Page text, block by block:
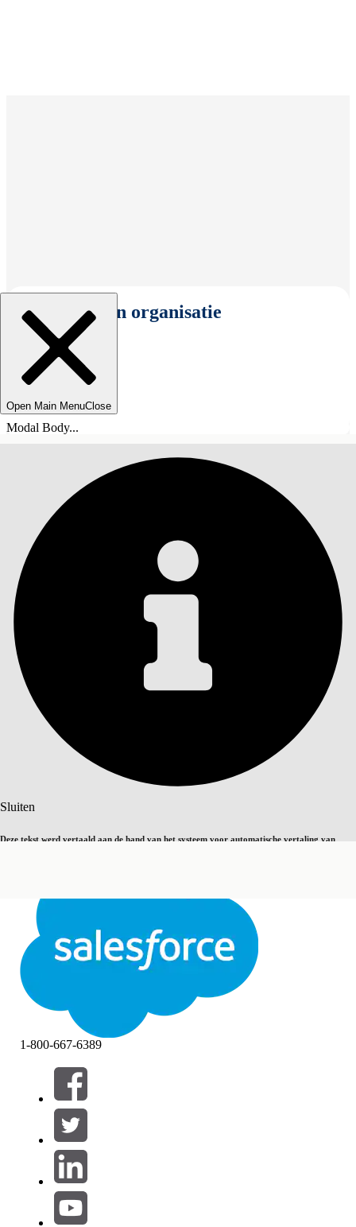
Selecteer een organisatie
Open Main MenuClose
Modal Body...
Sluiten
Deze tekst werd vertaald aan de hand van het systeem voor automatische vertaling van
Sluiten Sluiten
INHOUDSOPGAVE
Zoeken
Filters (0)
FILTERS SELECTEREN
Productgebied
1-800-667-6389